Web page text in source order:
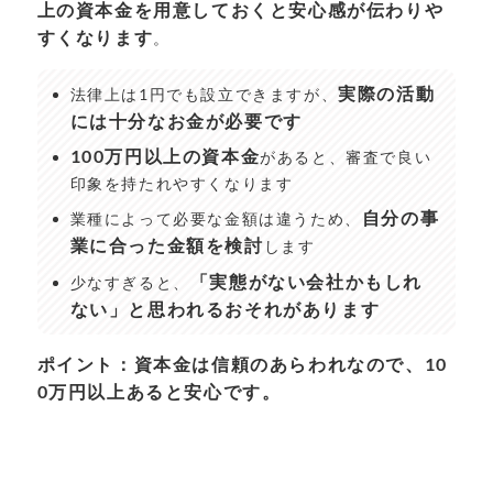
上の資本金を用意しておくと安心感が伝わりや
すくなります。
法律上は1円でも設立できますが、実際の活動
には十分なお金が必要です
100万円以上の資本金があると、審査で良い
印象を持たれやすくなります
業種によって必要な金額は違うため、
自分の事
業に合った金額を検討 します
少なすぎると、
「実態がない会社かもしれ
ない」と思われるおそれがあります
ポイント：資本金は信頼のあらわれなので、10
0万円以上あると安心です。